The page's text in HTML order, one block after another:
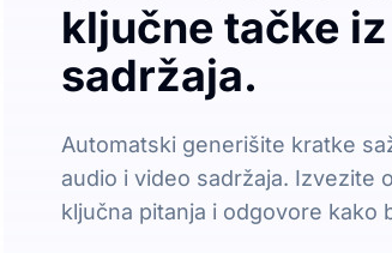
ključne tačke
sadržaja.
Automatski generišite kratke
audio i video sadržaja. Izvezite
ključna pitanja i odgovore kako